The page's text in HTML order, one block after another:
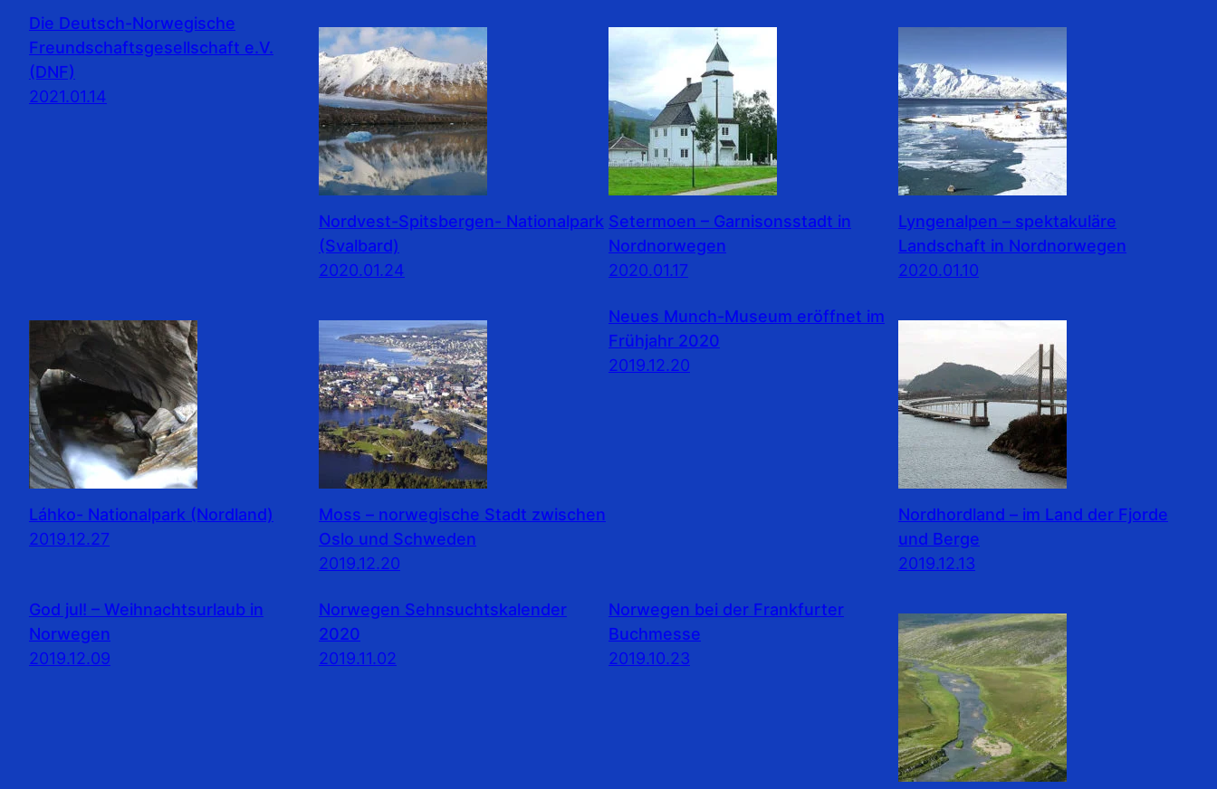
Die Deutsch-Norwegische
Freundschaftsgesellschaft e.V.
(DNF)
2021.01.14
Nordvest-Spitsbergen- Nationalpark
(Svalbard)
2020.01.24
Setermoen – Garnisonsstadt in
Nordnorwegen
2020.01.17
Lyngenalpen – spektakuläre
Landschaft in Nordnorwegen
2020.01.10
Láhko- Nationalpark (Nordland)
2019.12.27
Moss – norwegische Stadt zwischen
Oslo und Schweden
2019.12.20
Neues Munch-Museum eröffnet im
Frühjahr 2020
2019.12.20
Nordhordland – im Land der Fjorde
und Berge
2019.12.13
God jul! – Weihnachtsurlaub in
Norwegen
2019.12.09
Norwegen Sehnsuchtskalender
2020
2019.11.02
Norwegen bei der Frankfurter
Buchmesse
2019.10.23